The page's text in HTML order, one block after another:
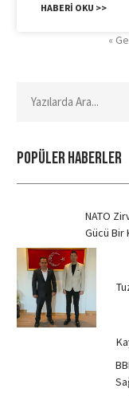
HABERI OKU >>
«
POPÜLER HABERLER
NATO
Gücü Bir